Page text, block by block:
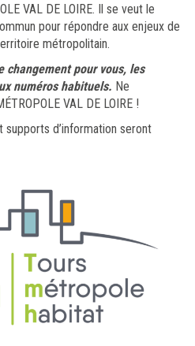
VAL DE LOIRE. Il se veut le
pour répondre aux enjeux de
métropolitain.
changement pour vous, les
numéros habituels. Ne
VAL DE LOIRE !
supports d’information seront